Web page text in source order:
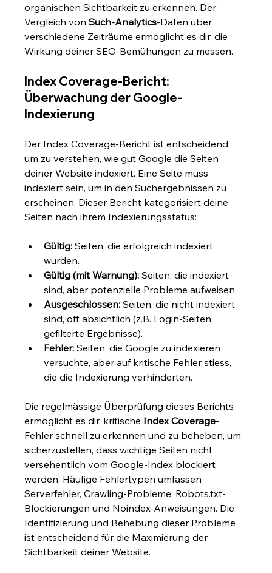
organischen Sichtbarkeit zu erkennen. Der
Vergleich von Such-Analytics-Daten über
verschiedene Zeiträume ermöglicht es dir, die
Wirkung deiner SEO-Bemühungen zu messen.
Index Coverage-Bericht:
Überwachung der Google-
Indexierung
Der Index Coverage-Bericht ist entscheidend,
um zu verstehen, wie gut Google die Seiten
deiner Website indexiert. Eine Seite muss
indexiert sein, um in den Suchergebnissen zu
erscheinen. Dieser Bericht kategorisiert deine
Seiten nach ihrem Indexierungsstatus:
Gültig: Seiten, die erfolgreich indexiert
wurden.
Gültig (mit Warnung): Seiten, die indexiert
sind, aber potenzielle Probleme aufweisen.
Ausgeschlossen: Seiten, die nicht indexiert
sind, oft absichtlich (z.B. Login-Seiten,
gefilterte Ergebnisse).
Fehler: Seiten, die Google zu indexieren
versuchte, aber auf kritische Fehler stiess,
die die Indexierung verhinderten.
Die regelmässige Überprüfung dieses Berichts
ermöglicht es dir, kritische Index Coverage-
Fehler schnell zu erkennen und zu beheben, um
sicherzustellen, dass wichtige Seiten nicht
versehentlich vom Google-Index blockiert
werden. Häufige Fehlertypen umfassen
Serverfehler, Crawling-Probleme, Robots.txt-
Blockierungen und Noindex-Anweisungen. Die
Identifizierung und Behebung dieser Probleme
ist entscheidend für die Maximierung der
Sichtbarkeit deiner Website.